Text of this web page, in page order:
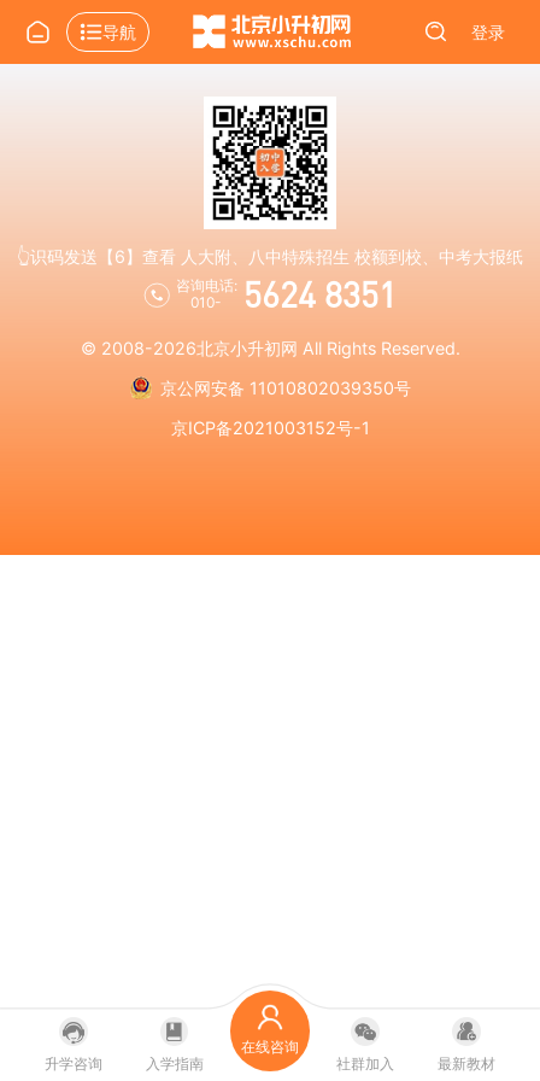
导航 登录
👆识码发送【6】查看 人大附、八中特殊招生 校额到校、中考大报纸
咨询电话:
010-
5624 8351
© 2008-2026北京小升初网 All Rights Reserved.
京公网安备 11010802039350号
京ICP备2021003152号-1
升学咨询 入学指南
在线咨询
社群加入
最新教材